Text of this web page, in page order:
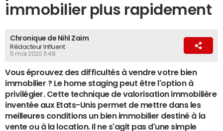
immobilier plus rapidement
Chronique de Nihl Zaim
Rédacteur Influent
5 mai 2020 11:48
Vous éprouvez des difficultés à vendre votre bien
immobilier ? Le home staging peut être l'option à
privilégier. Cette technique de valorisation immobilière
inventée aux Etats-Unis permet de mettre dans les
meilleures conditions un bien immobilier destiné à la
vente ou à la location. Il ne s'agit pas d'une simple